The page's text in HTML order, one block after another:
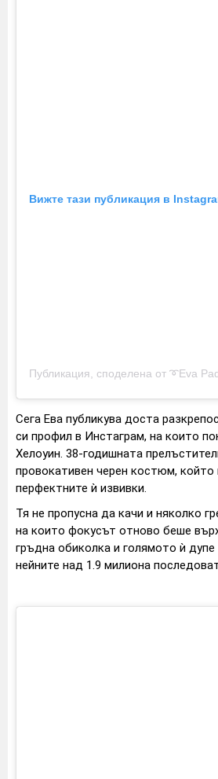
Вижте тази публикация в
Сега Ева публикува доста
си профил в Инстаграм, на които
Хелоуин. 38-годишната
провокативен черен костюм, който
перфектните ѝ извивки.
Тя не пропусна да качи и няколко
на които фокусът отново беше
гръдна обиколка и голямото ѝ
нейните над 1.9 милиона